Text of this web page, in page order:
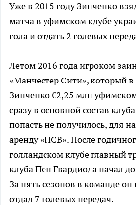
Уже в 2015 году Зинченко
матча в уфимском клубе
гола и отдать 2 голевых
Летом 2016 года игроком
«Манчестер Сити», который в
Зинченко €2,25 млн
сразу в основной состав
попасть не получилось, для
аренду «ПСВ». После
голландском клубе главный
клуба Пеп Гвардиола начал
За пять сезонов в команде он
отдал 7 голевых передач.